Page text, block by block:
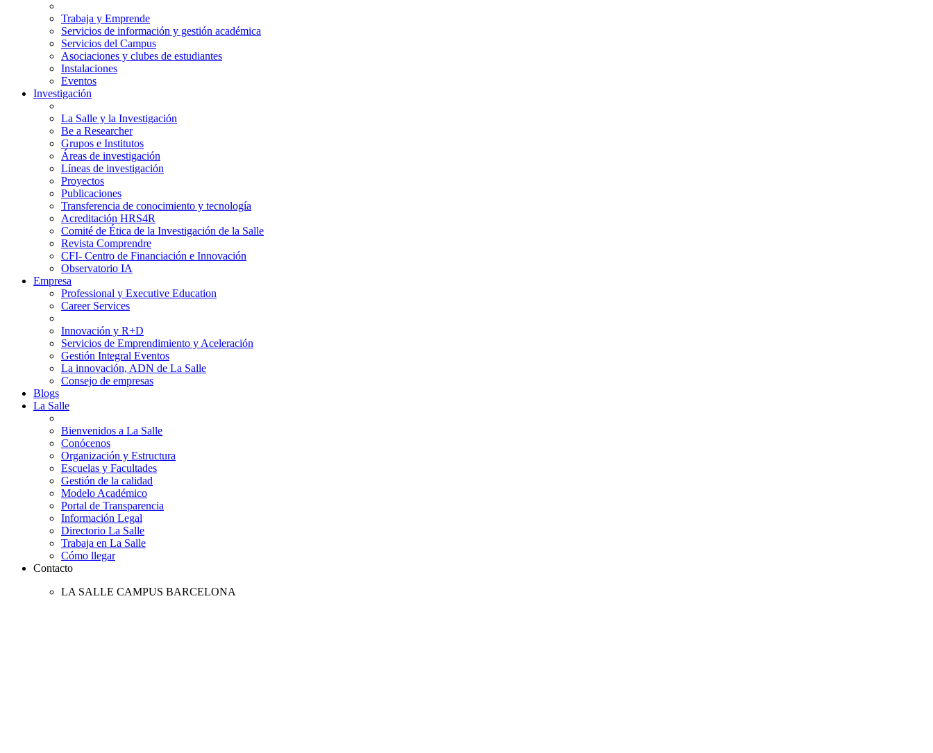
Trabaja y Emprende
Servicios de información y gestión académica
Servicios del Campus
Asociaciones y clubes de estudiantes
Instalaciones
Eventos
Investigación
La Salle y la Investigación
Be a Researcher
Grupos e Institutos
Áreas de investigación
Líneas de investigación
Proyectos
Publicaciones
Transferencia de conocimiento y tecnología
Acreditación HRS4R
Comité de Ética de la Investigación de la Salle
Revista Comprendre
CFI- Centro de Financiación e Innovación
Observatorio IA
Empresa
Professional y Executive Education
Career Services
Innovación y R+D
Servicios de Emprendimiento y Aceleración
Gestión Integral Eventos
La innovación, ADN de La Salle
Consejo de empresas
Blogs
La Salle
Bienvenidos a La Salle
Conócenos
Organización y Estructura
Escuelas y Facultades
Gestión de la calidad
Modelo Académico
Portal de Transparencia
Información Legal
Directorio La Salle
Trabaja en La Salle
Cómo llegar
Contacto
LA SALLE CAMPUS BARCELONA